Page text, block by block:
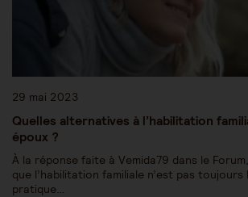
29 mai 2023
Quelles alternatives à l’habilitation
époux ?
À la réponse faite à Vemida79 dans le
que l’habilitation familiale n’est pas
pratique…